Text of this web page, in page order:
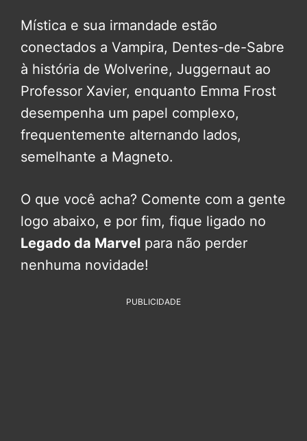
Mística e sua irmandade estão
conectados a Vampira, Dentes-de-Sabre
à história de Wolverine, Juggernaut ao
Professor Xavier, enquanto Emma Frost
desempenha um papel complexo,
frequentemente alternando lados,
semelhante a Magneto.
O que você acha? Comente com a gente
logo abaixo, e por fim, fique ligado no
Legado da Marvel para não perder
nenhuma novidade!
PUBLICIDADE